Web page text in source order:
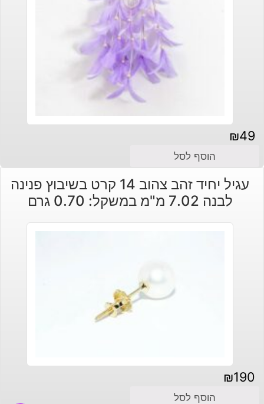
₪49
הוסף לסל
עגיל יחיד זהב צהוב 14 קרט בשיבוץ פנינה
לבנה 7.02 מ"מ במשקל: 0.70 גרם
₪190
הוסף לסל